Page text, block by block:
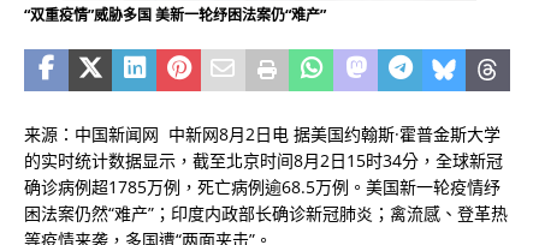
“双重疫情”威胁多国 美新一轮纾困法案仍“难产”
来源：中国新闻网 中新网8月2日电 据美国约翰斯·霍普金斯大学
的实时统计数据显示，截至北京时间8月2日15时34分，全球新冠
确诊病例超1785万例，死亡病例逾68.5万例。美国新一轮疫情纾
困法案仍然“难产”；印度内政部长确诊新冠肺炎；禽流感、登革热
等疫情来袭，多国遭“两面夹击”。